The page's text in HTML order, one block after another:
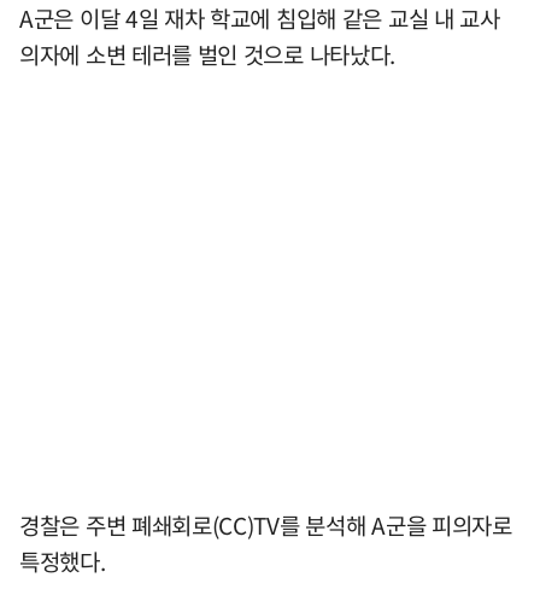
A군은 이달 4일 재차 학교에 침입해 같은 교실 내 교사
의자에 소변 테러를 벌인 것으로 나타났다.
경찰은 주변 폐쇄회로(CC)TV를 분석해 A군을 피의자로
특정했다.